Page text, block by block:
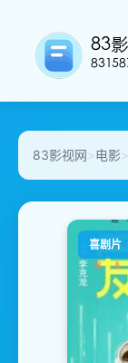
83影视网>电影>
喜剧片